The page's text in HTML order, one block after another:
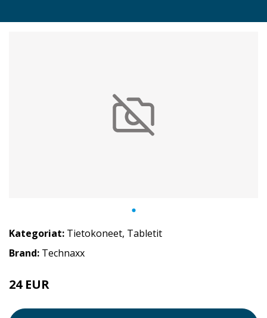
Kategoriat: Tietokoneet, Tabletit
Brand: Technaxx
24 EUR